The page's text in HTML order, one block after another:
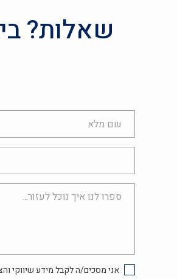
שאלות?
שם
מלא
טלפון
ספרו
אני מסכים/ה לקבל מידע שיווקי